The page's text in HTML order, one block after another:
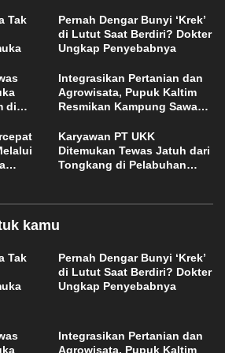
Tak
Pernah Dengar Bunyi ‘Krek’
di Lutut Saat Berdiri? Dokter
Ungkap Penyebabnya
di
Integrasikan Pertanian dan
Agrowisata, Pupuk Kaltim
Resmikan Kampung Sawah
Karyawan PT UKK
Ditemukan Tewas Jatuh dari
Tongkang di Pelabuhan
kamu
Tak
Pernah Dengar Bunyi ‘Krek’
di Lutut Saat Berdiri? Dokter
Ungkap Penyebabnya
Integrasikan Pertanian dan
Agrowisata, Pupuk Kaltim